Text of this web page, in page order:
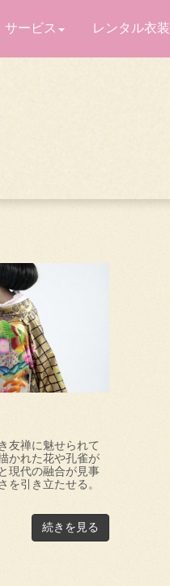
サービス レンタル衣装
友禅に魅せられて
かれた花や孔雀が
現代の融合が見事
を引き立たせる。
続きを見る